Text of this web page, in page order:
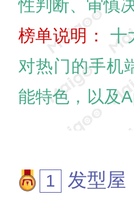
性判断、审慎
榜单说明：
十
对热门的手机
能特色，以及
手机应用商
参考，如有疑
发型屋